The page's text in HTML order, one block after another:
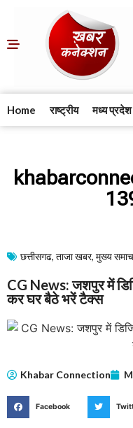
Home राष्ट्रीय मध्य प्रदेश
छत्तीसगढ, ताजा खबर, मुख्य
CG News: जशपुर में
कर घर बैठे भरें टैक्स
Khabar Connection
Facebook